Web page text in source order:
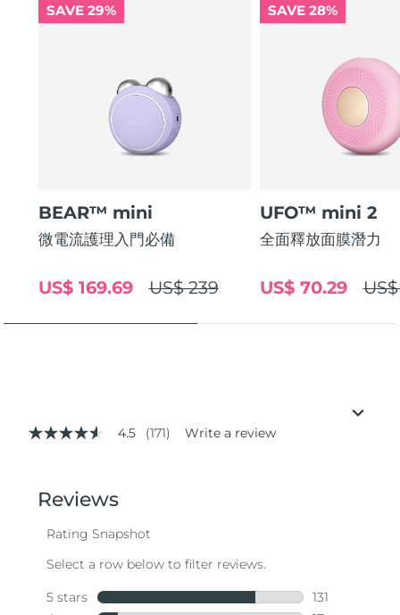
SAVE 29%
BEAR™ mini
微電流護理入門必備
US$ 239
US$ 169.69
SAVE 28%
UFO™ mini 2
全面釋放面膜潛力
US$ 70.29
4.5
stars,
average
value.
171
Same
page
4.5 (171) Write a review